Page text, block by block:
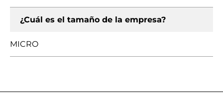
¿Cuál es el tamaño de la empresa?
MICRO